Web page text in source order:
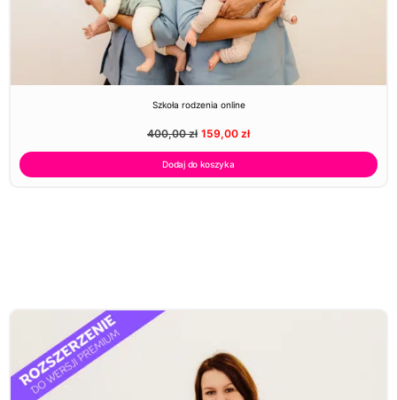
Szkoła rodzenia online
400,00zł 159,00 zł
Dodaj do koszyka